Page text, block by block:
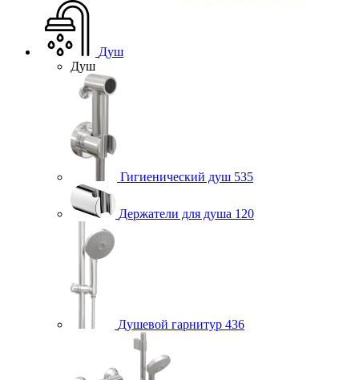
Душ
Душ
Гигиенический душ 535
Держатели для душа 120
Душевой гарнитур 436